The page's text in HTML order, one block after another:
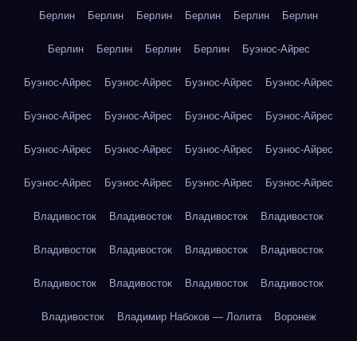
Берлин Берлин Берлин Берлин Берлин Берлин
Берлин Берлин Берлин Берлин Буэнос-Айрес
Буэнос-Айрес Буэнос-Айрес Буэнос-Айрес Буэнос-Айрес
Буэнос-Айрес Буэнос-Айрес Буэнос-Айрес Буэнос-Айрес
Буэнос-Айрес Буэнос-Айрес Буэнос-Айрес Буэнос-Айрес
Буэнос-Айрес Буэнос-Айрес Буэнос-Айрес Буэнос-Айрес
Владивосток Владивосток Владивосток Владивосток
Владивосток Владивосток Владивосток Владивосток
Владивосток Владивосток Владивосток Владивосток
Владивосток Владимир Набоков — Лолита Воронеж